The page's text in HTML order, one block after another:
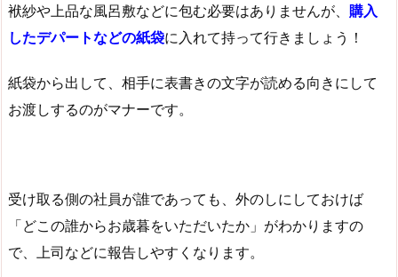
袱紗や上品な風呂敷などに包む必要はありませんが、 購入
したデパートなどの紙袋に入れて持って行きましょう！
紙袋から出して、相手に表書きの文字が読める向きにして
お渡しするのがマナーです。
受け取る側の社員が誰であっても、外のしにしておけば
「どこの誰からお歳暮をいただいたか」がわかりますの
で、上司などに報告しやすくなります。